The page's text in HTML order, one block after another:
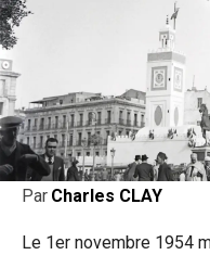
Par Charles CLAY
Le 1er novembre 1954